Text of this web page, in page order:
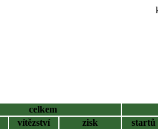
celkem
vítězství zisk
startů